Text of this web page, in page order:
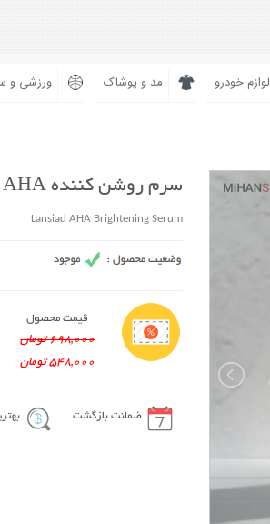
لوازم خودرو مد و پوشاک ورزشی و
سرم روشن کننده AHA لنسیاد
Lansiad AHA Brightening Serum
قیمت محصول
698,000 تومان
548,000 تومان
ضمانت بازگشت